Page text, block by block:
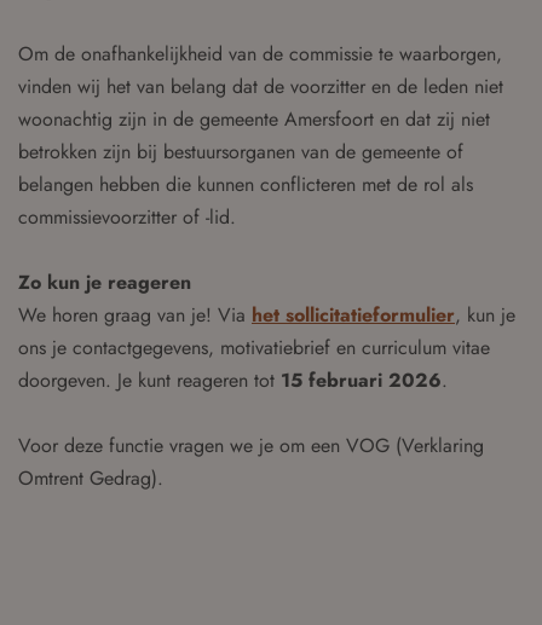
Om de onafhankelijkheid van de commissie te waarborgen,
vinden wij het van belang dat de voorzitter en de leden niet
woonachtig zijn in de gemeente Amersfoort en dat zij niet
betrokken zijn bij bestuursorganen van de gemeente of
belangen hebben die kunnen conflicteren met de rol als
commissievoorzitter of -lid.
Zo kun je reageren
We horen graag van je! Via het sollicitatieformulier, kun je
ons je contactgegevens, motivatiebrief en curriculum vitae
doorgeven. Je kunt reageren tot 15 februari 2026.
Voor deze functie vragen we je om een VOG (Verklaring
Omtrent Gedrag).